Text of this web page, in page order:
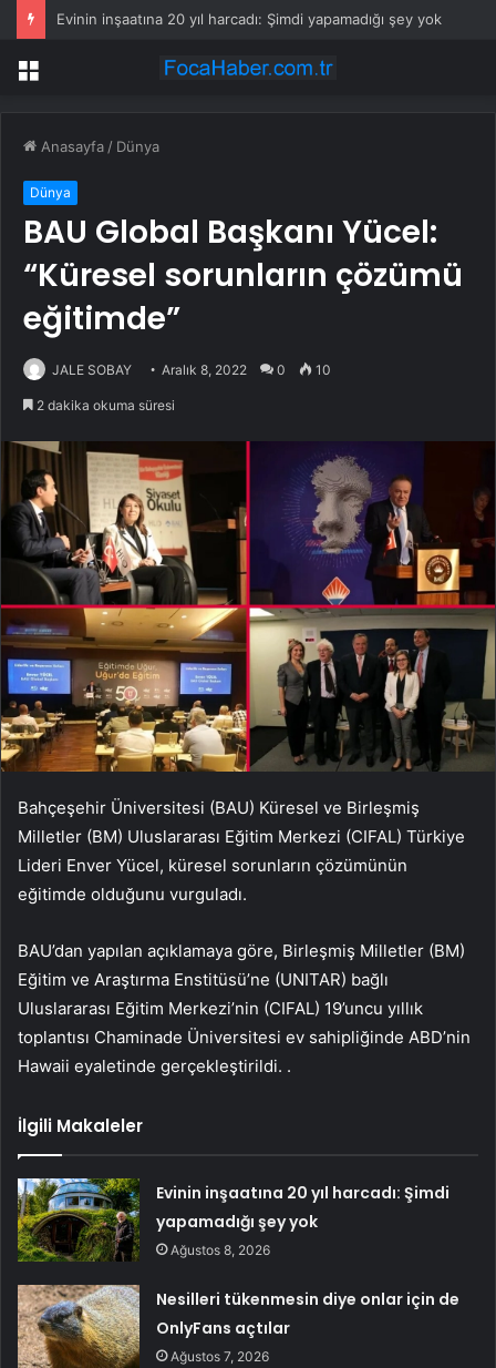
Evinin inşaatına 20 yıl harcadı: Şimdi yapamadığı şey yok
Menü
Anasayfa / Dünya
Dünya
BAU Global Başkanı Yücel:
“Küresel sorunların çözümü
eğitimde”
JALE SOBAY Aralık 8, 2022 0 10
2 dakika okuma süresi
Bahçeşehir Üniversitesi (BAU) Küresel ve Birleşmiş
Milletler (BM) Uluslararası Eğitim Merkezi (CIFAL) Türkiye
Lideri Enver Yücel, küresel sorunların çözümünün
eğitimde olduğunu vurguladı.
BAU’dan yapılan açıklamaya göre, Birleşmiş Milletler (BM)
Eğitim ve Araştırma Enstitüsü’ne (UNITAR) bağlı
Uluslararası Eğitim Merkezi’nin (CIFAL) 19’uncu yıllık
toplantısı Chaminade Üniversitesi ev sahipliğinde ABD’nin
Hawaii eyaletinde gerçekleştirildi. .
İlgili Makaleler
Evinin inşaatına 20 yıl harcadı: Şimdi
yapamadığı şey yok
Ağustos 8, 2026
Nesilleri tükenmesin diye onlar için de
OnlyFans açtılar
Ağustos 7, 2026